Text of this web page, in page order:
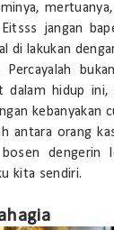
jangan
di lakukan
dalam hidup
kebanyakan
antara orang
dengerin
kita sendiri.